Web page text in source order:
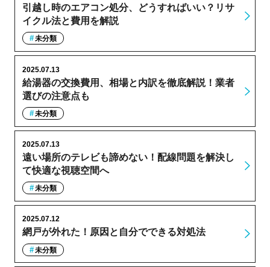
引越し時のエアコン処分、どうすればいい？リサ
イクル法と費用を解説
未分類
給湯器の交換費用、相場と内訳を徹底解説！業者
選びの注意点も
2025.07.13
未分類
遠い場所のテレビも諦めない！配線問題を解決し
て快適な視聴空間へ
2025.07.13
未分類
網戸が外れた！原因と自分でできる対処法
2025.07.12
未分類